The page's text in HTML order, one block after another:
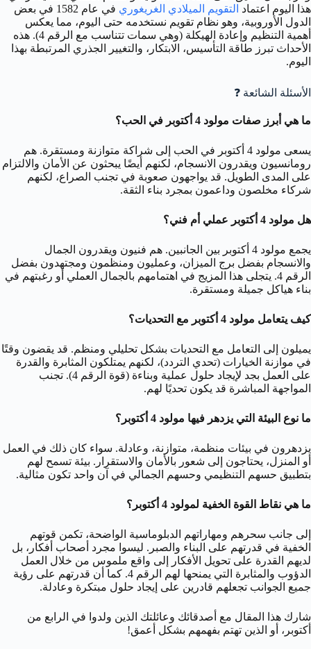
هذا اليوم اعتماد التقويم الميلادي الغريغوري
في عام 1582 في بعض
الدول الأوروبية، وهو نظام تقويم نستخدمه حتى اليوم، مما يعكس
أهمية التنظيم وإعادة الهيكلة (وهي سمات تتناسب مع الرقم 4). هذه
الأحداث تبرز طاقة التأسيس، الابتكار، والتغيير الجذري المرتبطة بهذا
اليوم.
الأسئلة الشائعة ❓
ما هي أبرز صفات مولود 4 أكتوبر في الحب؟
يسعى مولود 4 أكتوبر في الحب إلى شراكة متوازنة ومستقرة. هم
رومانسيون ويقدرون الانسجام، لكنهم أيضًا يبحثون عن الأمان والالتزام
على المدى الطويل. قد يواجهون صعوبة في تجنب الصراع، لكنهم
شركاء مخلصون وداعمون بمجرد بناء الثقة.
هل مولود 4 أكتوبر عملي أم فني؟
يجمع مولود 4 أكتوبر بين الجانبين. هم فنيون ويقدرون الجمال
والانسجام بفضل برج الميزان، وعمليون ومنظمون ومجتهدون بفضل
الرقم 4. يتجلى هذا المزيج في اهتمامهم بالجمال العملي أو رغبتهم في
بناء هياكل جميلة ومستقرة.
كيف يتعامل مولود 4 أكتوبر مع التحديات؟
يميلون إلى التعامل مع التحديات بشكل تحليلي ومنظم. قد يقضون وقتًا
في موازنة الخيارات (تحدي التردد)، لكنهم يمتلكون المثابرة والقدرة
على العمل بجد لإيجاد حلول عملية وبناءة (قوة الرقم 4). تجنب
المواجهة المباشرة قد يكون تحديًا لهم.
ما نوع البيئة التي يزدهر فيها مولود 4 أكتوبر؟
يزدهرون في بيئات منظمة، متوازنة، وعادلة. سواء كان ذلك في العمل
أو المنزل، يحتاجون إلى شعور بالأمان والاستقرار. بيئة تسمح لهم
بتطبيق حسهم التنظيمي وحسهم الجمالي في آن واحد تكون مثالية.
ما هي نقاط القوة الخفية لمولود 4 أكتوبر؟
إلى جانب سحرهم ومهاراتهم الدبلوماسية الواضحة، تكمن قوتهم
الخفية في قدرتهم على البناء والصبر. ليسوا مجرد أصحاب أفكار، بل
لديهم القدرة على تحويل الأفكار إلى واقع ملموس من خلال العمل
الدؤوب والمثابرة التي يمنحها لهم الرقم 4. كما أن قدرتهم على رؤية
جميع الجوانب تجعلهم قادرين على إيجاد حلول مبتكرة وعادلة.
شارك هذا المقال مع أصدقائك وعائلتك الذين ولدوا في الرابع من
أكتوبر، أو الذين تهتم بفهمهم بشكل أعمق!